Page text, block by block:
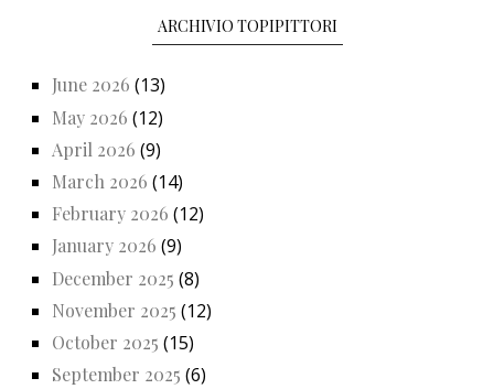
ARCHIVIO TOPIPITTORI
June 2026 (13)
May 2026 (12)
April 2026 (9)
March 2026 (14)
February 2026 (12)
January 2026 (9)
December 2025 (8)
November 2025 (12)
October 2025 (15)
September 2025 (6)